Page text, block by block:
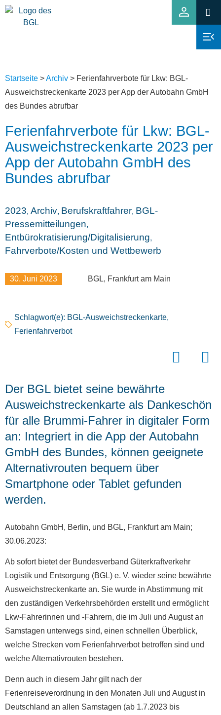
Startseite >Archiv > Ferienfahrverbote für Lkw: BGL-
Ausweichstreckenkarte 2023 per App der Autobahn GmbH
des Bundes abrufbar
Ferienfahrverbote für Lkw: BGL-
Ausweichstreckenkarte 2023 per
App der Autobahn GmbH des
Bundes abrufbar
2023, Archiv, Berufskraftfahrer, BGL-
Pressemitteilungen,
Entbürokratisierung/Digitalisierung,
Fahrverbote/Kosten und Wettbewerb
30. Juni 2023 BGL, Frankfurt am Main
Schlagwort(e): BGL-Ausweichstreckenkarte,
Ferienfahrverbot
Der BGL bietet seine bewährte
Ausweichstreckenkarte als Dankeschön
für alle Brummi-Fahrer in digitaler Form
an: Integriert in die App der Autobahn
GmbH des Bundes, können geeignete
Alternativrouten bequem über
Smartphone oder Tablet gefunden
werden.
Autobahn GmbH, Berlin, und BGL, Frankfurt am Main;
30.06.2023:
Ab sofort bietet der Bundesverband Güterkraftverkehr
Logistik und Entsorgung (BGL) e. V. wieder seine bewährte
Ausweichstreckenkarte an. Sie wurde in Abstimmung mit
den zuständigen Verkehrsbehörden erstellt und ermöglicht
Lkw-Fahrerinnen und -Fahrern, die im Juli und August an
Samstagen unterwegs sind, einen schnellen Überblick,
welche Strecken vom Ferienfahrverbot betroffen sind und
welche Alternativrouten bestehen.
Denn auch in diesem Jahr gilt nach der
Ferienreiseverordnung in den Monaten Juli und August in
Deutschland an allen Samstagen (ab 1.7.2023 bis